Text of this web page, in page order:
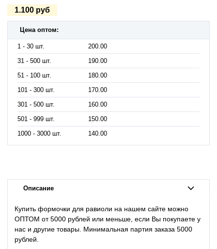
1.100 руб
Цена оптом:
1 - 30 шт.
200.00
31 - 500 шт.
190.00
51 - 100 шт.
180.00
101 - 300 шт.
170.00
301 - 500 шт.
160.00
501 - 999 шт.
150.00
1000 - 3000 шт.
140.00
Описание
Купить формочки для равиоли на нашем сайте можно
ОПТОМ от 5000 рублей или меньше, если Вы покупаете у
нас и другие товары. Минимальная партия заказа 5000
рублей.